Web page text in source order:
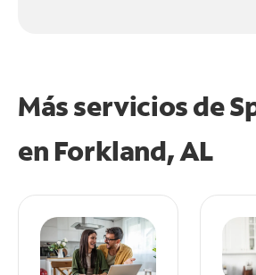
Más servicios de
en Forkland, AL